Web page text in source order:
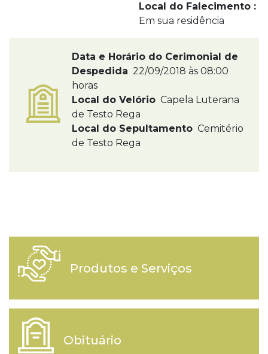
Local do Falecimento :
Em sua residência
Data e Horário do Cerimonial de
Despedida 22/09/2018 às 08:00
horas
Local do Velório Capela Luterana
de Testo Rega
Local do Sepultamento Cemitério
de Testo Rega
Produtos e Serviços
Obituário